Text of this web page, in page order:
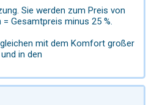
Sie werden zum Preis von
Gesamtpreis minus 25 %.
mit dem Komfort großer
in den